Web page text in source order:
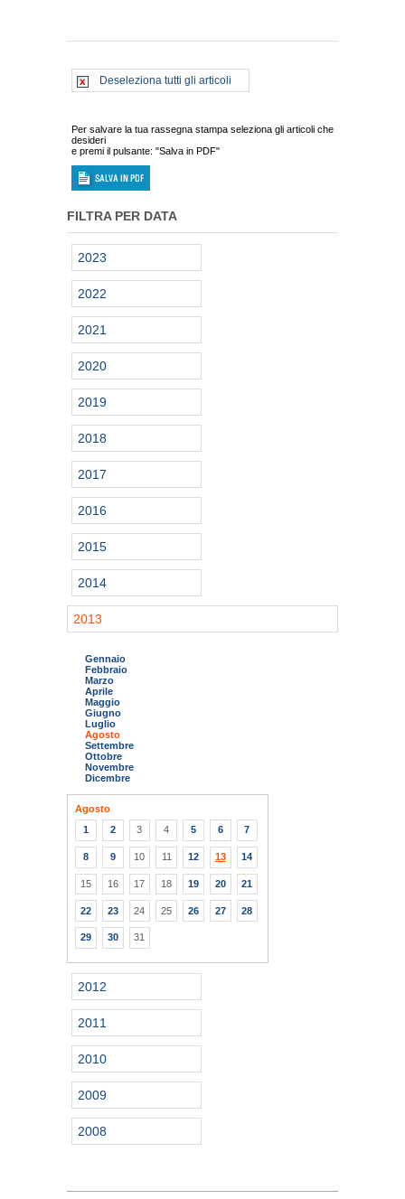
Deseleziona tutti gli articoli
Per salvare la tua rassegna stampa seleziona gli articoli che
desideri
e premi il pulsante: "Salva in PDF"
FILTRA PER DATA
2023
2022
2021
2020
2019
2018
2017
2016
2015
2014
2013
Gennaio
Febbraio
Marzo
Aprile
Maggio
Giugno
Luglio
Agosto
Settembre
Ottobre
Novembre
Dicembre
Agosto
1
2 3 4 5 6 7
8 9 10 11 12 13 14
15 16 17 18 19 20 21
22 23 24 25 26 27 28
29 30 31
2012
2011
2010
2009
2008